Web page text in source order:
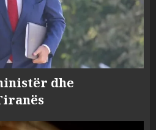
dhe